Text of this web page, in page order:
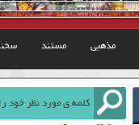
مذهبی مستند